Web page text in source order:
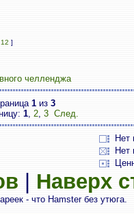
12 ]
челленджа
1 из 3
1, 2, 3 След.
Нет
Нет
Наверх
- что Hamster без утюга.